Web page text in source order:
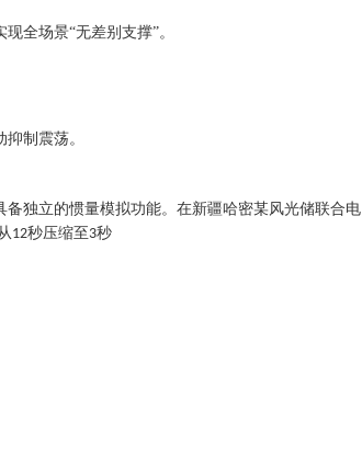
全场景“无差别支撑”。
制震荡。
独立的惯量模拟功能。在新疆哈密某风光储联合电
12秒压缩至 3秒